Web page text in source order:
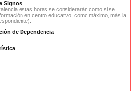
Signos
estas horas se considerarán como si se
en centro educativo, como máximo, más la
de Dependencia